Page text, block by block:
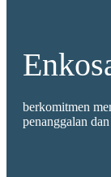
berkomitmen
penanggalan